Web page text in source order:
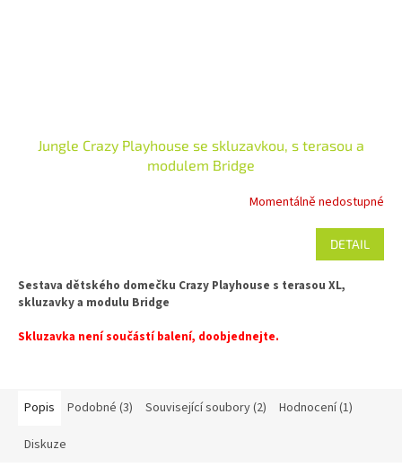
Jungle Crazy Playhouse se skluzavkou, s terasou a
modulem Bridge
Momentálně nedostupné
DETAIL
Sestava dětského domečku Crazy Playhouse s terasou XL,
skluzavky a modulu Bridge
Skluzavka není součástí balení, doobjednejte.
Popis Podobné (3) Související soubory (2) Hodnocení (1)
Diskuze